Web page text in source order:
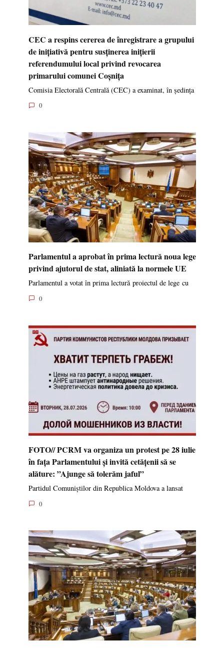
CEC a respins cererea de înregistrare a grupului
de inițiativă pentru susținerea inițierii
referendumului local privind revocarea
primarului comunei Coșnița
Comisia Electorală Centrală (CEC) a examinat, în ședința
0
Parlamentul a aprobat în prima lectură noua lege
privind ajutorul de stat, aliniată la normele UE
Parlamentul a votat în prima lectură proiectul de lege cu
0
FOTO// PCRM va organiza un protest pe 28 iulie
în fața Parlamentului și invită cetățenii să se
alăture: ”Ajunge să tolerăm jaful”
Partidul Comuniștilor din Republica Moldova a lansat
0